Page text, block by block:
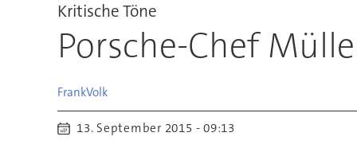
Kritische Töne
Porsche-Chef
FrankVolk
13. September 2015 - 09:13